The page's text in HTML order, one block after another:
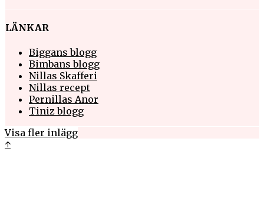
LÄNKAR
Biggans blogg
Bimbans blogg
Nillas Skafferi
Nillas recept
Pernillas Anor
Tiniz blogg
Visa fler inlägg
↑